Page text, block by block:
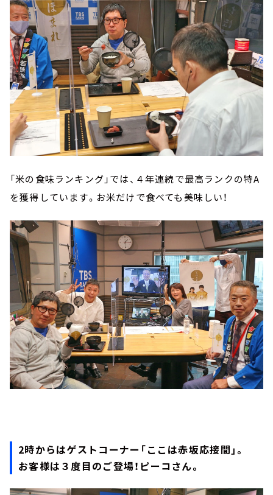
「米の食味ランキング」では、４年連続で最高ランクの特A
を獲得しています。お米だけで食べても美味しい！
2時からはゲストコーナー「ここは赤坂応接間」。
お客様は３度目のご登場！ピーコさん。